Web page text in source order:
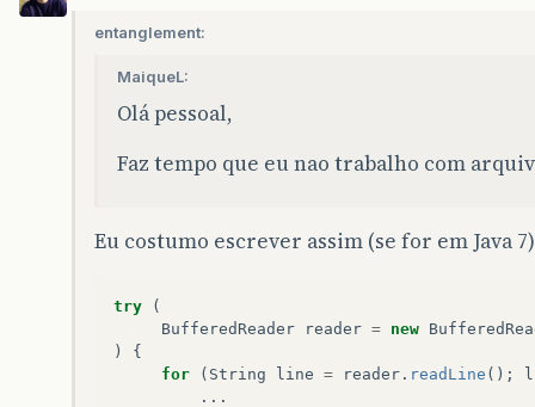
entanglement:
MaiqueL:
Olá pessoal,
Faz tempo que eu nao trabalho com
Eu costumo escrever assim (se for em Java 7)
try
(
BufferedReader
reader = new
)
{
for
( String line = reader . readLine ();
...